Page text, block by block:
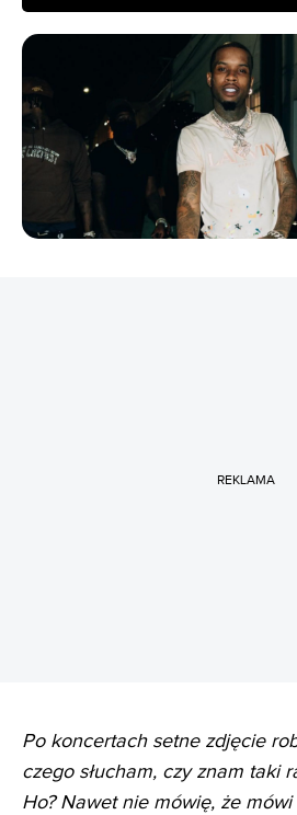
REKLAMA
Po koncertach setne zdjęcie
czego słucham, czy znam taki
Ho? Nawet nie mówię, że mówi